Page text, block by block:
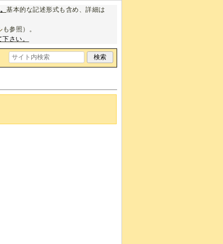
基本的な記述形式も含め、詳細は
も参照）。
さい。